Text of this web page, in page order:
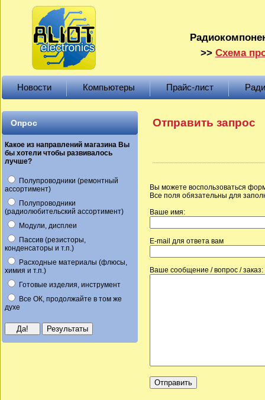
>> Схема
Новости Компьютеры Прайс-лист
Опрос
Какое из направлений магазина Вы
бы хотели чтобы развивалось
лучше?
Полупроводники (ремонтный
ассортимент)
Полупроводники
(радиолюбительский ассортимент)
Модули, дисплеи
Пассив (резисторы,
конденсаторы и т.п.)
Расходные материалы (флюсы,
химия и т.п.)
Готовые изделия, инструмент
Все ОК, продолжайте в том же
духе
Отправить запрос
Вы можете воспользоваться
Все поля обязательны для
Ваше имя:
E-mail для ответа вам
Ваше сообщение / вопрос / заказ: